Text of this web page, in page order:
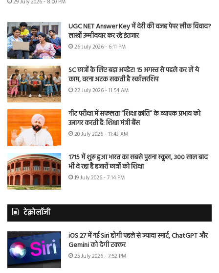
29 July 2026 - 8:00 PM
UGC NET Answer Key में देरी की वजह पेपर लीक विवाद?
लाखों उम्मीदवार कर रहे इंतजार
26 July 2026 - 6:11 PM
SC छात्रों के लिए बड़ा अपडेट! 15 अगस्त से पहले कर लें ये
काम, वरना अटक सकती है स्कॉलरशिप
22 July 2026 - 11:54 AM
नीट परीक्षा में सफलता “शिक्षा क्रांति” के व्यापक प्रभाव को
उजागर करती है: शिक्षा मंत्री बैंस
20 July 2026 - 11:43 AM
1715 में शुरू हुआ भारत का सबसे पुराना स्कूल, 300 साल बाद
भी दे रहा है हजारों छात्रों को शिक्षा
19 July 2026 - 7:14 PM
टेक्नोलॉजी
iOS 27 में नई Siri होगी पहले से ज्यादा स्मार्ट, ChatGPT और
Gemini को देगी टक्कर
25 July 2026 - 7:52 PM